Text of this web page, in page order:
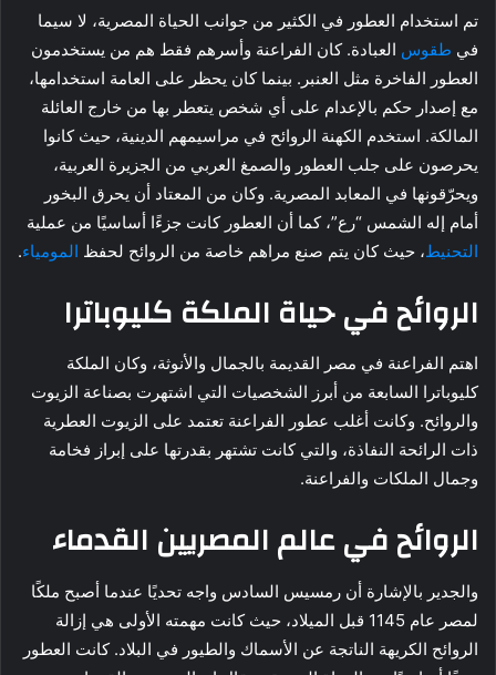
تم استخدام العطور في الكثير من جوانب الحياة المصرية، لا سيما
في طقوس العبادة. كان الفراعنة وأسرهم فقط هم من يستخدمون
العطور الفاخرة مثل العنبر. بينما كان يحظر على العامة استخدامها،
مع إصدار حكم بالإعدام على أي شخص يتعطر بها من خارج العائلة
المالكة. استخدم الكهنة الروائح في مراسيمهم الدينية، حيث كانوا
يحرصون على جلب العطور والصمغ العربي من الجزيرة العربية،
ويحرّقونها في المعابد المصرية. وكان من المعتاد أن يحرق البخور
أمام إله الشمس “رع”، كما أن العطور كانت جزءًا أساسيًا من عملية
التحنيط، حيث كان يتم صنع مراهم خاصة من الروائح لحفظ المومياء.
الروائح في حياة الملكة كليوباترا
اهتم الفراعنة في مصر القديمة بالجمال والأنوثة، وكان الملكة
كليوباترا السابعة من أبرز الشخصيات التي اشتهرت بصناعة الزيوت
والروائح. وكانت أغلب عطور الفراعنة تعتمد على الزيوت العطرية
ذات الرائحة النفاذة، والتي كانت تشتهر بقدرتها على إبراز فخامة
وجمال الملكات والفراعنة.
الروائح في عالم المصريين القدماء
والجدير بالإشارة أن رمسيس السادس واجه تحديًا عندما أصبح ملكًا
لمصر عام 1145 قبل الميلاد، حيث كانت مهمته الأولى هي إزالة
الروائح الكريهة الناتجة عن الأسماك والطيور في البلاد. كانت العطور